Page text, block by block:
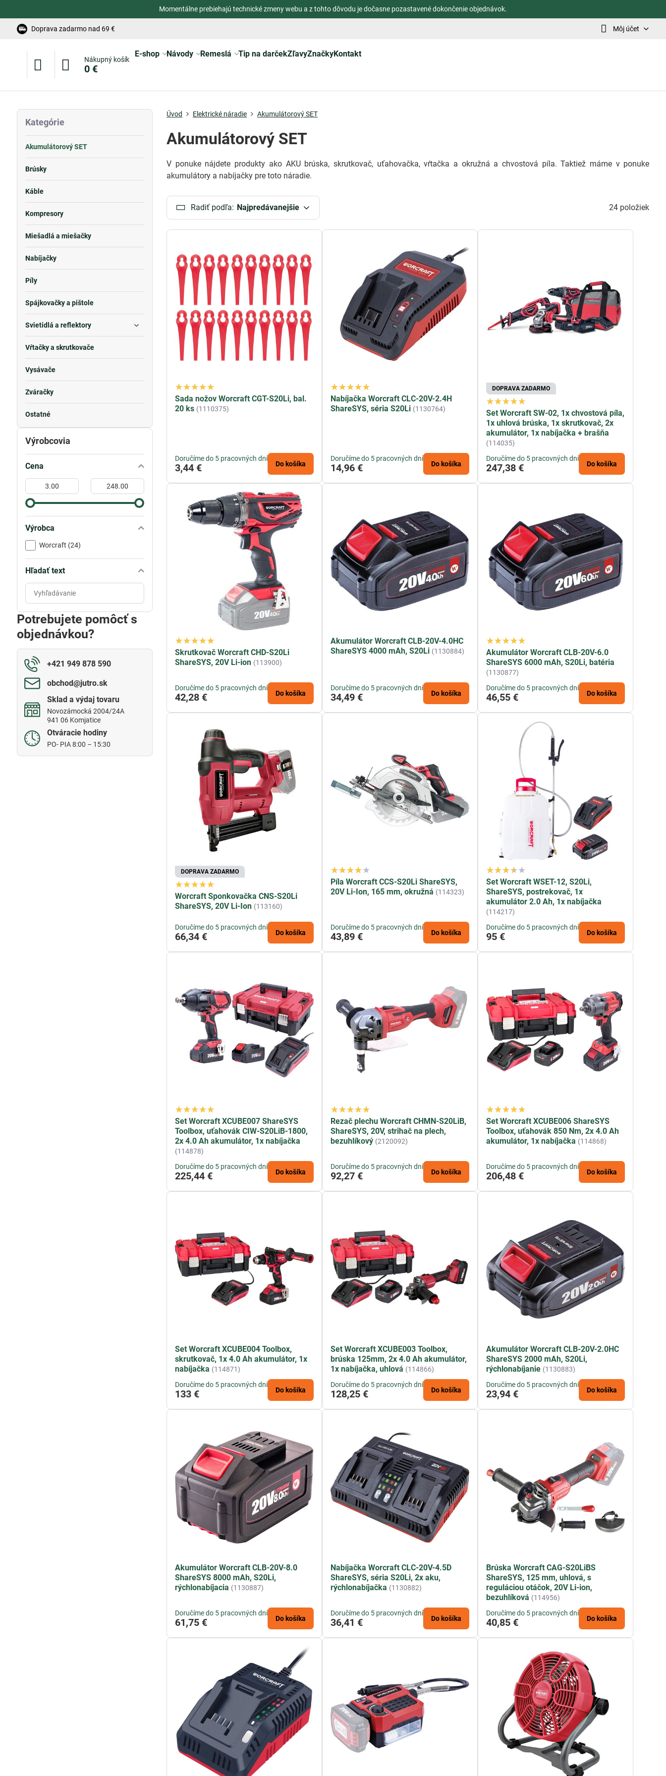
Momentálne prebiehajú technické zmeny webu a z tohto dôvodu je dočasne pozastavené dokončenie objednávok.
Doprava zadarmo nad 69 € Môj účet
Nákupný košík
0 €
E-shop Návody Remeslá Tip na darčekZľavyZnačkyKontakt
Úvod Elektrické náradie Akumulátorový SET
Akumulátorový SET
V ponuke nájdete produkty ako AKU brúska, skrutkovač, uťahovačka, vŕtačka a okružná a chvostová píla. Taktiež máme v ponuke
akumulátory a nabíjačky pre toto náradie.
Radiť podľa: Najpredávanejšie 24 položiek
Sada nožov Worcraft CGT-S20Li, bal.
20 ks (1110375)
Doručíme do 5 pracovných dní
3,44 € Do košíka
Nabíjačka Worcraft CLC-20V-2.4H
ShareSYS, séria S20Li (1130764)
Doručíme do 5 pracovných dní
14,96 € Do košíka
DOPRAVA ZADARMO
Set Worcraft SW-02, 1x chvostová píla,
1x uhlová brúska, 1x skrutkovač, 2x
akumulátor, 1x nabíjačka + brašňa
(114035)
Doručíme do 5 pracovných dní
247,38 € Do košíka
Skrutkovač Worcraft CHD-S20Li
ShareSYS, 20V Li-ion (113900)
Doručíme do 5 pracovných dní
42,28 € Do košíka
Akumulátor Worcraft CLB-20V-4.0HC
ShareSYS 4000 mAh, S20Li (1130884)
Doručíme do 5 pracovných dní
34,49 € Do košíka
Akumulátor Worcraft CLB-20V-6.0
ShareSYS 6000 mAh, S20Li, batéria
(1130877)
Doručíme do 5 pracovných dní
46,55 € Do košíka
DOPRAVA ZADARMO
Worcraft Sponkovačka CNS-S20Li
ShareSYS, 20V Li-Ion (113160)
Doručíme do 5 pracovných dní
66,34 € Do košíka
Píla Worcraft CCS-S20Li ShareSYS,
20V Li-Ion, 165 mm, okružná (114323)
Doručíme do 5 pracovných dní
43,89 € Do košíka
Set Worcraft WSET-12, S20Li,
ShareSYS, postrekovač, 1x
akumulátor 2.0 Ah, 1x nabíjačka
(114217)
Doručíme do 5 pracovných dní
95 € Do košíka
Set Worcraft XCUBE007 ShareSYS
Toolbox, uťahovák CIW-S20LiB-1800,
2x 4.0 Ah akumulátor, 1x nabíjačka
(114878)
Doručíme do 5 pracovných dní
225,44 € Do košíka
Rezač plechu Worcraft CHMN-S20LiB,
ShareSYS, 20V, strihač na plech,
bezuhlíkový (2120092)
Doručíme do 5 pracovných dní
92,27 € Do košíka
Set Worcraft XCUBE006 ShareSYS
Toolbox, uťahovák 850 Nm, 2x 4.0 Ah
akumulátor, 1x nabíjačka (114868)
Doručíme do 5 pracovných dní
206,48 € Do košíka
Set Worcraft XCUBE004 Toolbox,
skrutkovač, 1x 4.0 Ah akumulátor, 1x
nabíjačka (114871)
Doručíme do 5 pracovných dní
133 € Do košíka
Set Worcraft XCUBE003 Toolbox,
brúska 125mm, 2x 4.0 Ah akumulátor,
1x nabíjačka, uhlová (114866)
Doručíme do 5 pracovných dní
128,25 € Do košíka
Akumulátor Worcraft CLB-20V-2.0HC
ShareSYS 2000 mAh, S20Li,
rýchlonabíjanie (1130883)
Doručíme do 5 pracovných dní
23,94 € Do košíka
Akumulátor Worcraft CLB-20V-8.0
ShareSYS 8000 mAh, S20Li,
rýchlonabíjacia (1130887)
Doručíme do 5 pracovných dní
61,75 € Do košíka
Nabíjačka Worcraft CLC-20V-4.5D
ShareSYS, séria S20Li, 2x aku,
rýchlonabíjačka (1130882)
Doručíme do 5 pracovných dní
36,41 € Do košíka
Brúska Worcraft CAG-S20LiBS
ShareSYS, 125 mm, uhlová, s
reguláciou otáčok, 20V Li-ion,
bezuhlíková (114956)
Doručíme do 5 pracovných dní
40,85 € Do košíka
Výrobcovia
Cena
Od:
Do:
Výrobca
Worcraft (24)
Hľadať text
Prehľadať
výsledky
filtra
fulltextom
Potrebujete pomôcť s
objednávkou?
+421 949 878 590
obchod​@jutro​.sk
Sklad a výdaj tovaru
Novozámocká 2004/24A
941 06 Komjatice
Otváracie hodiny
PO- PIA 8:00 – 15:30
Kategórie
Akumulátorový SET
Brúsky
Káble
Kompresory
Miešadlá a miešačky
Nabíjačky
Píly
Spájkovačky a pištole
Svietidlá a reflektory
Vŕtačky a skrutkovače
Vysávače
Zváračky
Ostatné